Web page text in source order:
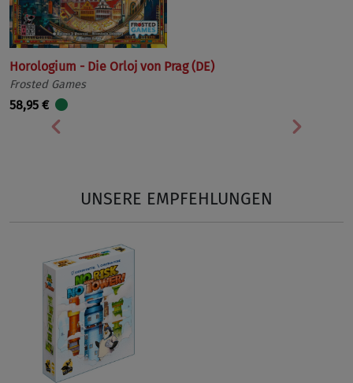
Horologium - Die Orloj von Prag (DE)
Frosted Games
58,95 €
Vorherige
UNSERE EMPFEHLUNGEN